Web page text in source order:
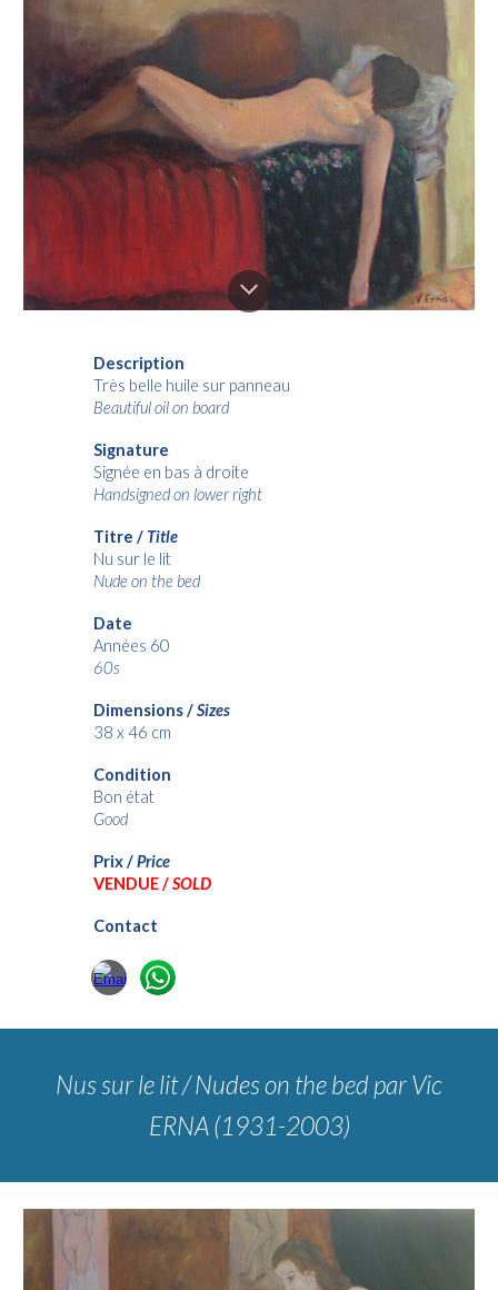
Description
Très belle huile sur panneau
Beautiful oil on board
Signature
Signée en bas à droite
Handsigned on lower right
Titre / Title
Nu sur le lit
Nude on the bed
Date
Années 60
60s
Dimensions /Sizes
38 x 46 cm
Condition
Bon état
Good
Prix /Price
VENDUE /SOLD
Contact
Nus sur le lit / Nudes on the bed par Vic
ERNA (1931-2003)